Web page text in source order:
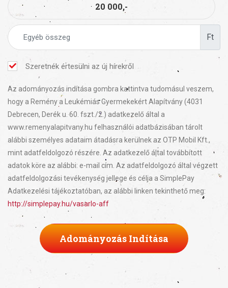
20 000,-
Ft
Szeretnék értesülni az új hírekről
Az adományozás indítása gombra kattintva tudomásul veszem,
hogy a Remény a Leukémiás Gyermekekért Alapítvány (4031
Debrecen, Derék u. 60. fszt./2.) adatkezelő által a
www.remenyalapitvany.hu felhasználói adatbázisában tárolt
alábbi személyes adataim átadásra kerülnek az OTP Mobil Kft.,
mint adatfeldolgozó részére. Az adatkezelő által továbbított
adatok köre az alábbi: e-mail cím. Az adatfeldolgozó által végzett
adatfeldolgozási tevékenység jellege és célja a SimplePay
Adatkezelési tájékoztatóban, az alábbi linken tekinthető meg:
http://simplepay.hu/vasarlo-aff
Adományozás Indítása